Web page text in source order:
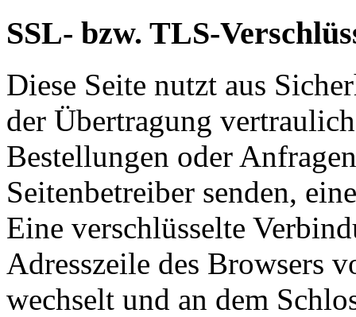
SSL- bzw. TLS-
Diese Seite nutzt aus
der Übertragung
Bestellungen oder
Seitenbetreiber senden,
Eine verschlüsselte
Adresszeile des Browsers
wechselt und an dem